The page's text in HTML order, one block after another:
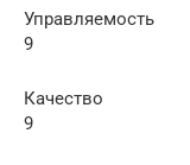
Управляемость
9
Качество
9